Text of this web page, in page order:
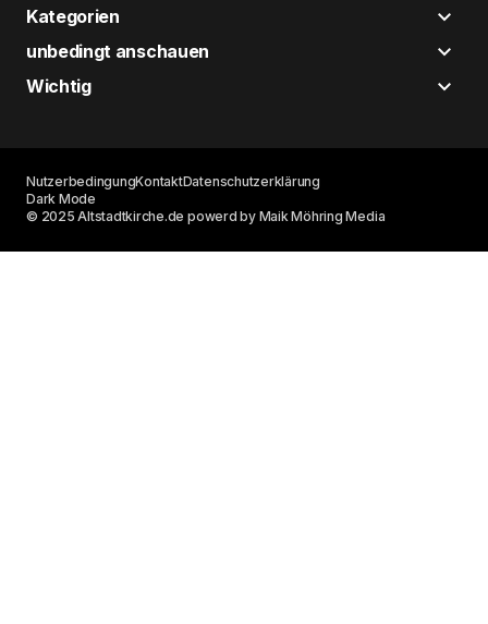
Kategorien
unbedingt anschauen
Wichtig
© 2025 Altstadtkirche.de powerd by Maik Möhring Media
NutzerbedingungKontaktDatenschutzerklärung
Dark Mode